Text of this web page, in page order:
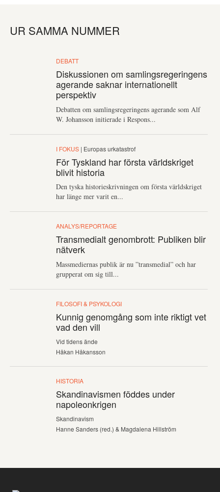
UR SAMMA NUMMER
DEBATT
Diskussionen om samlingsregeringens
agerande saknar internationellt
perspektiv
Debatten om samlingsregeringens agerande som Alf
W. Johansson initierade i Respons...
I FOKUS | Europas urkatastrof
För Tyskland har första världskriget
blivit historia
Den tyska historieskrivningen om första världskriget
har länge mer varit en...
ANALYS/REPORTAGE
Transmedialt genombrott: Publiken blir
nätverk
Massmediernas publik är nu ”transmedial” och har
grupperat om sig till...
FILOSOFI & PSYKOLOGI
Kunnig genomgång som inte riktigt vet
vad den vill
Vid tidens ände
Håkan Håkansson
HISTORIA
Skandinavismen föddes under
napoleonkrigen
Skandinavism
Hanne Sanders (red.) & Magdalena Hillström